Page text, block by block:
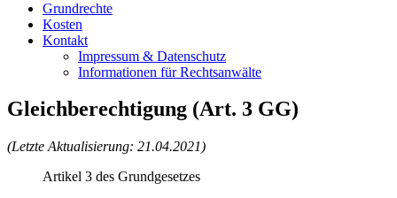
Grundrechte
Kosten
Kontakt
Impressum & Datenschutz
Informationen für Rechtsanwälte
Gleichberechtigung (Art. 3 GG)
(Letzte Aktualisierung: 21.04.2021)
Artikel 3 des Grundgesetzes